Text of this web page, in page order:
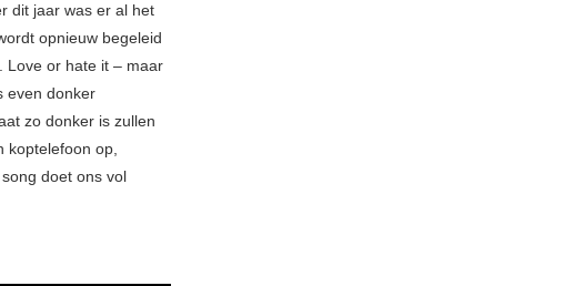
dit jaar was er al het
opnieuw begeleid
Love or hate it – maar
even donker
zo donker is zullen
koptelefoon op,
doet ons vol